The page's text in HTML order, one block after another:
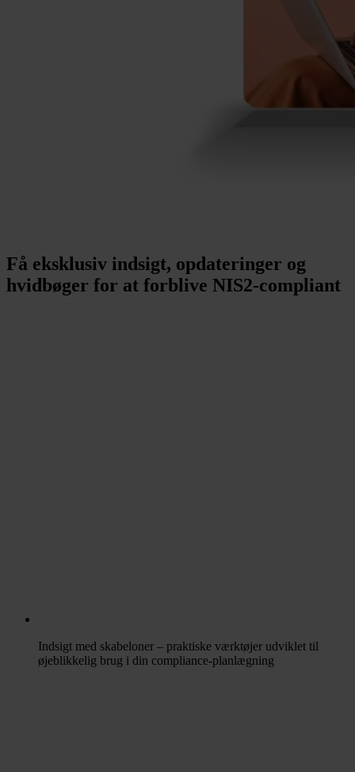
Få eksklusiv indsigt, opdateringer og
hvidbøger for at forblive NIS2-compliant
Indsigt med skabeloner – praktiske værktøjer udviklet til
øjeblikkelig brug i din compliance-planlægning